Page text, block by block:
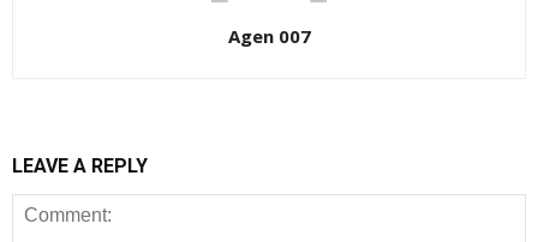
Agen 007
LEAVE A REPLY